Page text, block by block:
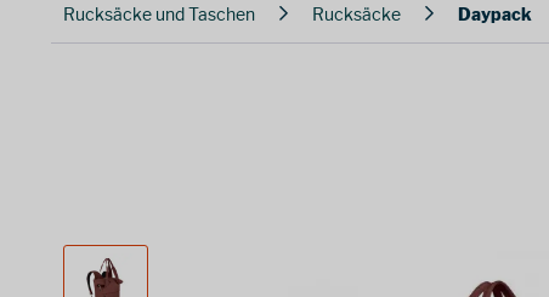
Rucksäcke und Taschen Rucksäcke Daypack